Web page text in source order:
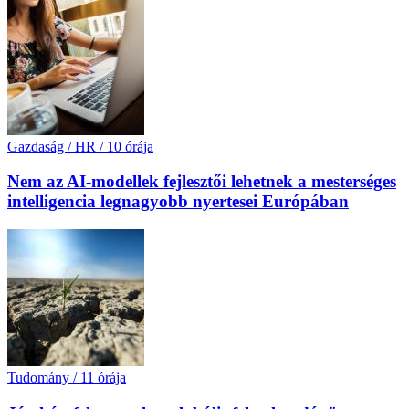
Gazdaság / HR / 10 órája
Nem az AI-modellek fejlesztői lehetnek a mesterséges
intelligencia legnagyobb nyertesei Európában
Tudomány / 11 órája